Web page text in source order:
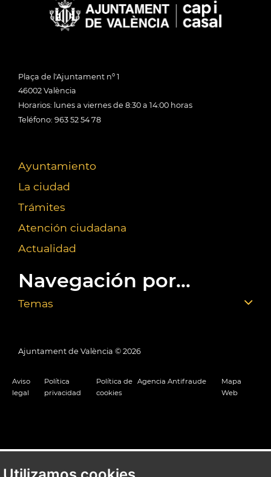
Plaça de l'Ajuntament nº 1
46002 València
Horarios: lunes a viernes de 8:30 a 14:00 horas
Teléfono: 963 52 54 78
Ayuntamiento
La ciudad
Trámites
Atención ciudadana
Actualidad
Navegación por...
Temas
Ajuntament de València © 2026
Aviso
legal
Política
privacidad
Política de
cookies
Agencia Antifraude
Mapa
Web